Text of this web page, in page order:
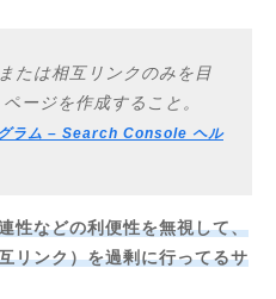
たは相互リンクのみを目
ージを作成すること。
ラム – Search Console ヘル
性などの利便性を無視して、
リンク）を過剰に行ってるサ